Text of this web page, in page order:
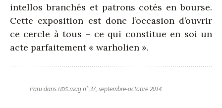
intellos branchés et patrons cotés en bourse.
Cette exposition est donc l’occasion d’ouvrir
ce cercle à tous – ce qui constitue en soi un
acte parfaitement « warholien ».
Paru dans HDS.mag n° 37, septembre-octobre 2014.